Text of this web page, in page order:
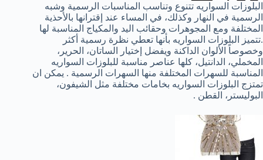
البلوزات السواريه تتنوع وتناسب المناسبات الرسمية وشبه
الرسمية في النهار وكذلك، في المساء عند إقترانها بالأحذية
المختلفة ومع المجوهرات وحقائب اليد والمكياج المناسبة لها
.تتميز البلوزات السواريه بأنها تعطي نظرة رسمية أكثر
وخصوصاً الألوان الداكنة ويفضل إختيار الساتان، الحرير،
المخملي، الدانتيل، كلها عناصر مناسبة للبلوزات السواريه
المناسبة للسهرات المختلفة منها السهرات الرسمية . يمكن ان
تمتزج البلوزات السواريه بخامات مختلفة مثل الشيفون،
البوليستر، القطن .